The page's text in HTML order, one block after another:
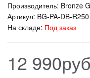
Производитель: Bronze
Артикул: BG-PA-DB-R250
На складе: Под заказ
12